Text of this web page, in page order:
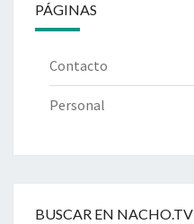
PÁGINAS
Contacto
Personal
BUSCAR EN NACHO.TV